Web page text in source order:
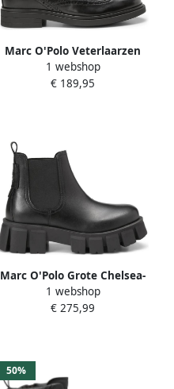
Marc O'Polo Veterlaarzen
Black Dames
1 webshop
€ 189,95
Marc O'Polo Grote Chelsea-
laars Black Dames
1 webshop
€ 275,99
50%